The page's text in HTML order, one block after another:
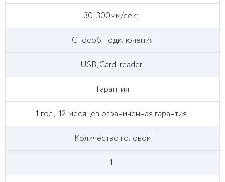
30-300мм/сек;
Способ подключения
USB, Card-reader
Гарантия
1 год, 12 месяцев ограниченная гарантия
Количество головок
1